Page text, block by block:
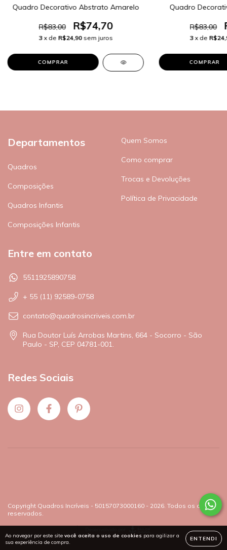
Ao navegar por este site você aceita o uso de cookies para agilizar a
sua experiência de compra.
ENTENDI
Quadro Decorativo Abstrato Amarelo
R$83,00 R$74,70
3 x de R$24,90 sem juros
COMPRAR
Quadro
R$83,00
3 x de
COMPRAR
Departamentos
Quadros
Composições
Quadros Infantis
Composições Infantis
Quem Somos
Como comprar
Trocas e Devoluções
Política de Privacidade
Entre em contato
5511925890758
+ 55 (11) 92589-0758
contato@quadrosincriveis.com.br
Rua Doutor Luís Arrobas Martins, 664 - Socorro - São
Paulo - SP, CEP 04781-001.
Redes Sociais
Copyright Quadros Incríveis - 50157073000160 - 2026. Todos os direitos
reservados.